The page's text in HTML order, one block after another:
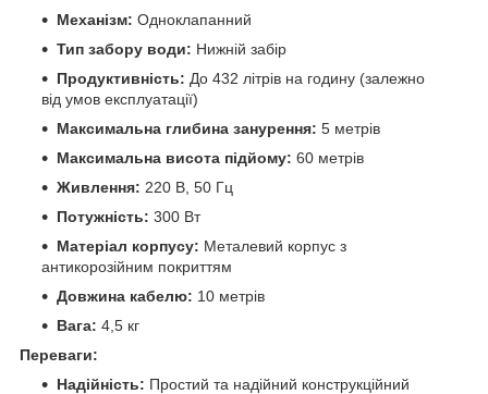
Механізм: Одноклапанний
Тип забору води: Нижній забір
Продуктивність: До 432 літрів на годину (залежно
від умов експлуатації)
Максимальна глибина занурення: 5 метрів
Максимальна висота підйому: 60 метрів
Живлення: 220 В, 50 Гц
Потужність: 300 Вт
Матеріал корпусу: Металевий корпус з
антикорозійним покриттям
Довжина кабелю: 10 метрів
Вага: 4,5 кг
Переваги:
Надійність: Простий та надійний конструкційний